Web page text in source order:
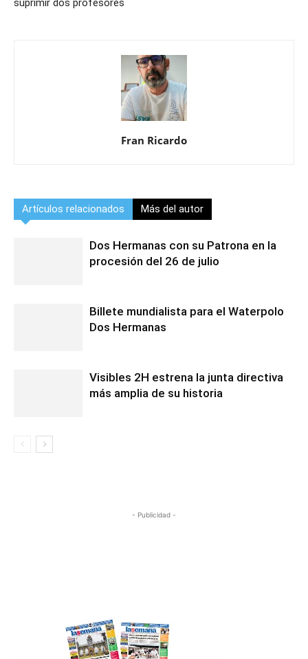
suprimir dos profesores
Fran Ricardo
Artículos relacionados Más del autor
Dos Hermanas con su Patrona en la
procesión del 26 de julio
Billete mundialista para el Waterpolo
Dos Hermanas
Visibles 2H estrena la junta directiva
más amplia de su historia
- Publicidad -